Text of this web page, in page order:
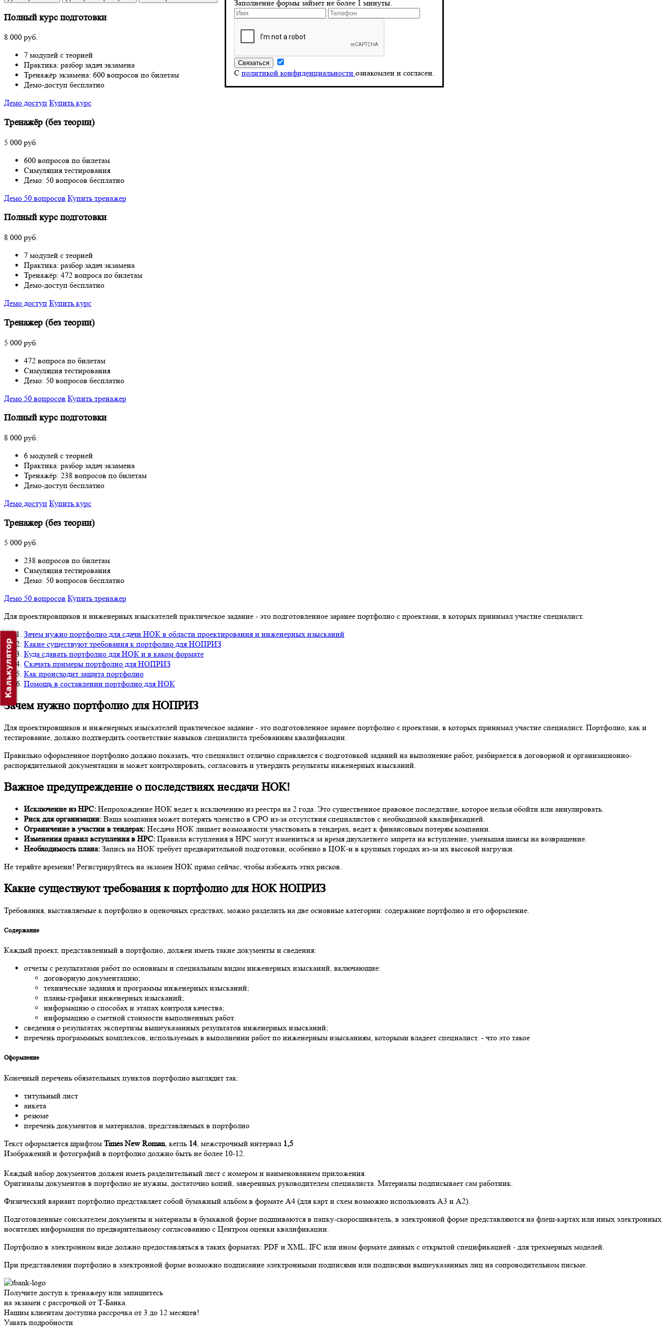
Заполнение формы займет не более 1 минуты.
С политикой конфиденциальности ознакомлен и согласен.
Полный курс подготовки
8 000 руб.
7 модулей с теорией
Практика: разбор задач экзамена
Тренажёр экзамена: 600 вопросов по билетам
Демо-доступ бесплатно
Демо доступ Купить курс
Тренажёр (без теории)
5 000 руб.
600 вопросов по билетам
Симуляция тестирования
Демо: 50 вопросов бесплатно
Демо 50 вопросов Купить тренажер
Полный курс подготовки
8 000 руб.
7 модулей с теорией
Практика: разбор задач экзамена
Тренажёр: 472 вопроса по билетам
Демо-доступ бесплатно
Демо доступ Купить курс
Тренажер (без теории)
5 000 руб.
472 вопроса по билетам
Симуляция тестирования
Демо: 50 вопросов бесплатно
Демо 50 вопросов Купить тренажер
Полный курс подготовки
8 000 руб.
6 модулей с теорией
Практика: разбор задач экзамена
Тренажёр: 238 вопросов по билетам
Демо-доступ бесплатно
Демо доступ Купить курс
Тренажер (без теории)
5 000 руб.
238 вопросов по билетам
Симуляция тестирования
Демо: 50 вопросов бесплатно
Демо 50 вопросов Купить тренажер
Для проектировщиков и инженерных изыскателей практическое задание - это подготовленное заранее портфолио с проектами, в которых принимал участие специалист.
Зачем нужно портфолио для сдачи НОК в области проектирования и инженерных изысканий
Какие существуют требования к портфолио для НОПРИЗ
Куда сдавать портфолио для НОК и в каком формате
Скачать примеры портфолио для НОПРИЗ
Как происходит защита портфолио
Помощь в составлении портфолио для НОК
Зачем нужно портфолио для НОПРИЗ
Для проектировщиков и инженерных изыскателей практическое задание - это подготовленное заранее портфолио с проектами, в которых принимал участие специалист. Портфолио, как и
тестирование, должно подтвердить соответствие навыков специалиста требованиям квалификации.
Правильно оформленное портфолио должно показать, что специалист отлично справляется с подготовкой заданий на выполнение работ, разбирается в договорной и организационно-
распорядительной документации и может контролировать, согласовать и утвердить результаты инженерных изысканий.
Важное предупреждение о последствиях несдачи НОК!
Исключение из НРС: Непрохождение НОК ведет к исключению из реестра на 2 года. Это существенное правовое последствие, которое нельзя обойти или аннулировать.
Риск для организации: Ваша компания может потерять членство в СРО из-за отсутствия специалистов с необходимой квалификацией.
Ограничение в участии в тендерах: Несдача НОК лишает возможности участвовать в тендерах, ведет к финансовым потерям компании.
Изменения правил вступления в НРС: Правила вступления в НРС могут измениться за время двухлетнего запрета на вступление, уменьшая шансы на возвращение.
Необходимость плана: Запись на НОК требует предварительной подготовки, особенно в ЦОК-и в крупных городах из-за их высокой нагрузки.
Не теряйте времени! Регистрируйтесь на экзамен НОК прямо сейчас, чтобы избежать этих рисков.
Какие существуют требования к портфолио для НОК НОПРИЗ
Требования, выставляемые к портфолио в оценочных средствах, можно разделить на две основные категории: содержание портфолио и его оформление.
Содержание
Каждый проект, представленный в портфолио, должен иметь такие документы и сведения:
отчеты с результатами работ по основным и специальным видам инженерных изысканий, включающие:
договорную документацию;
технические задания и программы инженерных изысканий;
планы-графики инженерных изысканий;
информацию о способах и этапах контроля качества;
информацию о сметной стоимости выполненных работ.
сведения о результатах экспертизы вышеуказанных результатов инженерных изысканий;
перечень программных комплексов, используемых в выполнении работ по инженерным изысканиям, которыми владеет специалист. - что это такое
Оформление
Конечный перечень обязательных пунктов портфолио выглядит так:
титульный лист
анкета
резюме
перечень документов и материалов, представляемых в портфолио
Текст оформляется шрифтом Times New Roman, кегль 14, межстрочный интервал 1,5
Изображений и фотографий в портфолио должно быть не более 10-12.
Каждый набор документов должен иметь разделительный лист с номером и наименованием приложения.
Оригиналы документов в портфолио не нужны, достаточно копий, заверенных руководителем специалиста. Материалы подписывает сам работник.
Физический вариант портфолио представляет собой бумажный альбом в формате А4 (для карт и схем возможно использовать А3 и А2).
Подготовленные соискателем документы и материалы в бумажной форме подшиваются в папку-скоросшиватель, в электронной форме представляются на флеш-картах или иных электронных
носителях информации по предварительному согласованию с Центром оценки квалификации.
Портфолио в электронном виде должно предоставляться в таких форматах: PDF и XML, IFC или ином формате данных с открытой спецификацией - для трехмерных моделей.
При представлении портфолио в электронной форме возможно подписание электронными подписями или подписями вышеуказанных лиц на сопроводительном письме.
Получите доступ к тренажеру или запишитесь
на экзамен с рассрочкой от Т-Банка.
Нашим клиентам доступна рассрочка от 3 до 12 месяцев!
Узнать подробности
Калькулятор